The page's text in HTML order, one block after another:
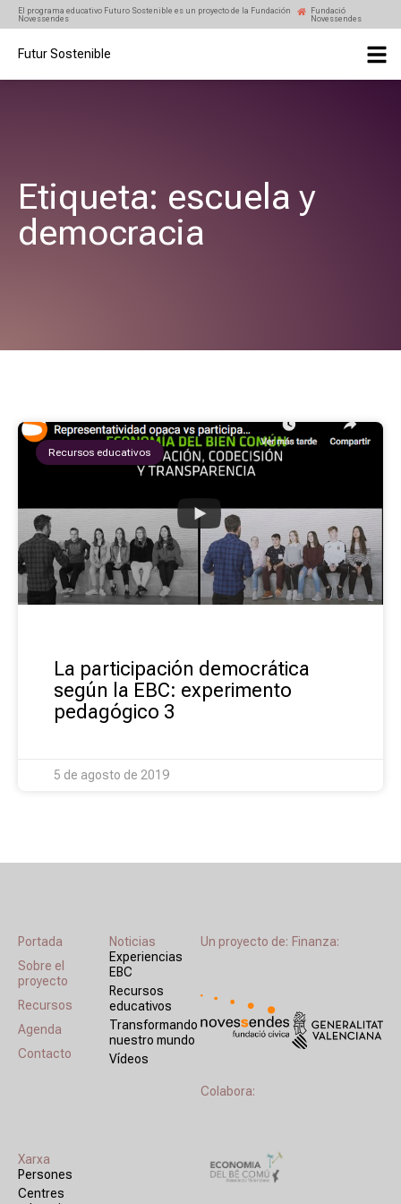
El programa educativo Futuro Sostenible es un proyecto de la Fundación
Novessendes
Fundació
Novessendes
Futur Sostenible
Etiqueta: escuela y
democracia
Recursos educativos
La participación democrática
según la EBC: experimento
pedagógico 3
5 de agosto de 2019
Portada
Sobre el
proyecto
Recursos
Agenda
Contacto
Noticias
Experiencias
EBC
Recursos
educativos
Transformando
nuestro mundo
Vídeos
Xarxa
Persones
Centres
Un proyecto de:
Colabora:
Finanza: